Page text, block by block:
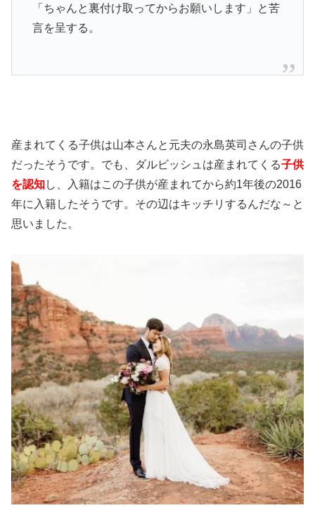
「ちゃんと裏付け取ってからお願いします」と苦
言を呈する。
産まれてくる子供は山本さんと元夫の永島英司さんの子供
だったそうです。でも、ダルビッシュは産まれてくる子供
を認知し、入籍はこの子供が産まれてから約1年後の2016
年に入籍したそうです。その辺はキッチリするんだな～と
思いました。